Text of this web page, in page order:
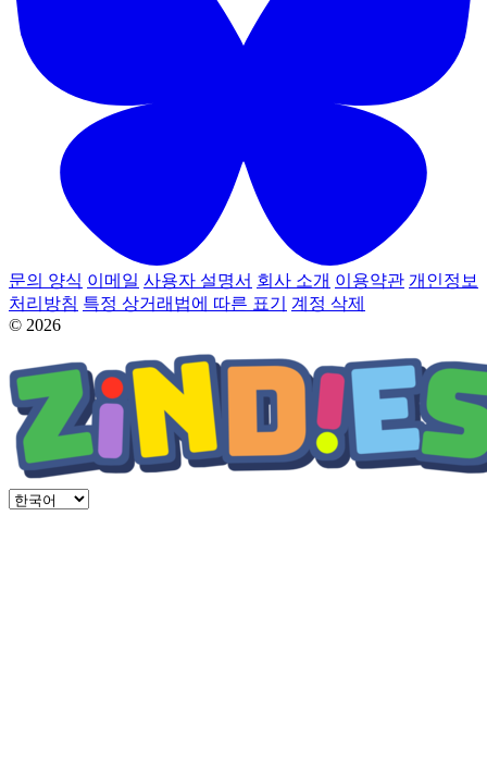
문의 양식 이메일 사용자 설명서 회사 소개 이용약관 개인정보
처리방침 특정 상거래법에 따른 표기
계정 삭제
© 2026